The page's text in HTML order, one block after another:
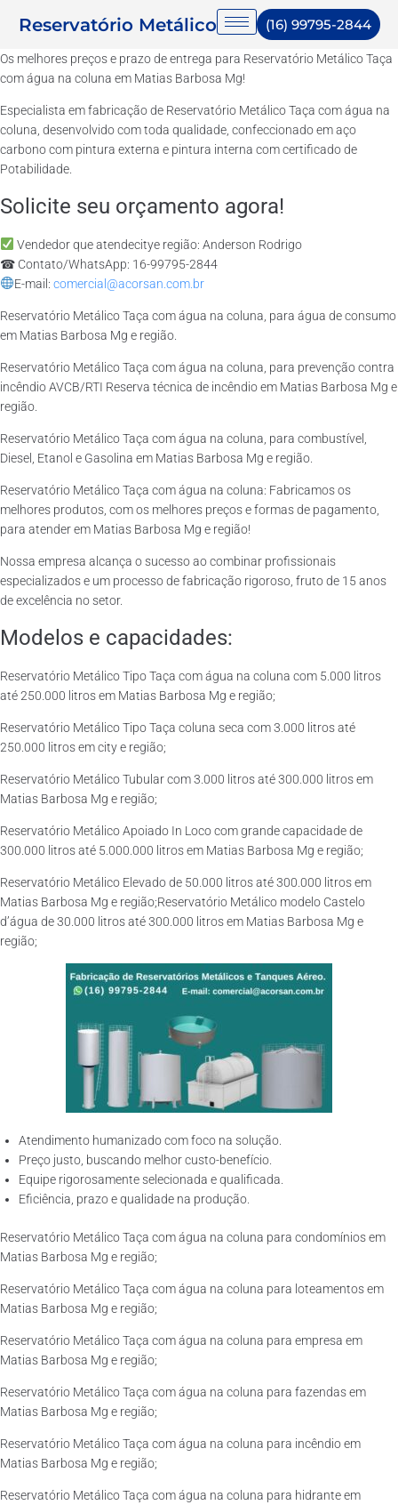
Reservatório Metálico (16) 99795-2844
Os melhores preços e prazo de entrega para Reservatório Metálico Taça
com água na coluna em Matias Barbosa Mg!
Especialista em fabricação de Reservatório Metálico Taça com água na
coluna, desenvolvido com toda qualidade, confeccionado em aço
carbono com pintura externa e pintura interna com certificado de
Potabilidade.
Solicite seu orçamento agora!
Vendedor que atendecitye região: Anderson Rodrigo
☎ Contato/WhatsApp: 16-99795-2844
E-mail: comercial@acorsan.com.br
Reservatório Metálico Taça com água na coluna, para água de consumo
em Matias Barbosa Mg e região.
Reservatório Metálico Taça com água na coluna, para prevenção contra
incêndio AVCB/RTI Reserva técnica de incêndio em Matias Barbosa Mg e
região.
Reservatório Metálico Taça com água na coluna, para combustível,
Diesel, Etanol e Gasolina em Matias Barbosa Mg e região.
Reservatório Metálico Taça com água na coluna: Fabricamos os
melhores produtos, com os melhores preços e formas de pagamento,
para atender em Matias Barbosa Mg e região!
Nossa empresa alcança o sucesso ao combinar profissionais
especializados e um processo de fabricação rigoroso, fruto de 15 anos
de excelência no setor.
Modelos e capacidades:
Reservatório Metálico Tipo Taça com água na coluna com 5.000 litros
até 250.000 litros em Matias Barbosa Mg e região;
Reservatório Metálico Tipo Taça coluna seca com 3.000 litros até
250.000 litros em city e região;
Reservatório Metálico Tubular com 3.000 litros até 300.000 litros em
Matias Barbosa Mg e região;
Reservatório Metálico Apoiado In Loco com grande capacidade de
300.000 litros até 5.000.000 litros em Matias Barbosa Mg e região;
Reservatório Metálico Elevado de 50.000 litros até 300.000 litros em
Matias Barbosa Mg e região;Reservatório Metálico modelo Castelo
d’água de 30.000 litros até 300.000 litros em Matias Barbosa Mg e
região;
Atendimento humanizado com foco na solução.
Preço justo, buscando melhor custo-benefício.
Equipe rigorosamente selecionada e qualificada.
Eficiência, prazo e qualidade na produção.
Reservatório Metálico Taça com água na coluna para condomínios em
Matias Barbosa Mg e região;
Reservatório Metálico Taça com água na coluna para loteamentos em
Matias Barbosa Mg e região;
Reservatório Metálico Taça com água na coluna para empresa em
Matias Barbosa Mg e região;
Reservatório Metálico Taça com água na coluna para fazendas em
Matias Barbosa Mg e região;
Reservatório Metálico Taça com água na coluna para incêndio em
Matias Barbosa Mg e região;
Reservatório Metálico Taça com água na coluna para hidrante em